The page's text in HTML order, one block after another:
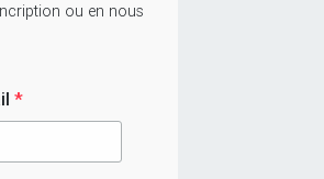
ou en nous
*